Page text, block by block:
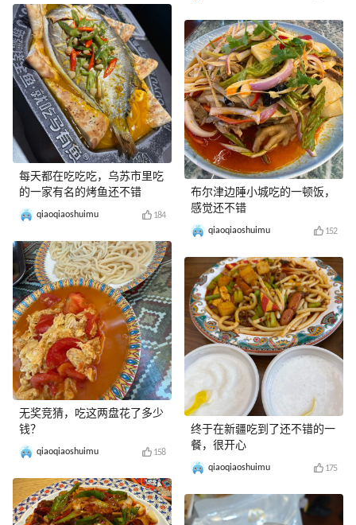
每天都在吃吃吃，乌苏市里吃
的一家有名的烤鱼还不错
qiaoqiaoshuimu 184
无奖竞猜，吃这两盘花了多少
钱？
qiaoqiaoshuimu 158
布尔津边陲小城吃的一顿饭，
感觉还不错
qiaoqiaoshuimu 152
终于在新疆吃到了还不错的一
餐，很开心
qiaoqiaoshuimu 175